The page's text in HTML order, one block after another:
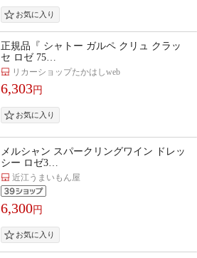
正規品『 シャトー ガルペ クリュ クラッ
セ ロゼ 75…
リカーショップたかはしweb
6,303円
メルシャン スパークリングワイン ドレッ
シー ロゼ3…
近江うまいもん屋
6,300円